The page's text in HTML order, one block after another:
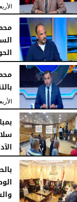
الأربعاء، 5
الأربعاء، 5 أغسطس 2026
الأربعاء، 5
الأربعاء، 5 أغسطس 2026